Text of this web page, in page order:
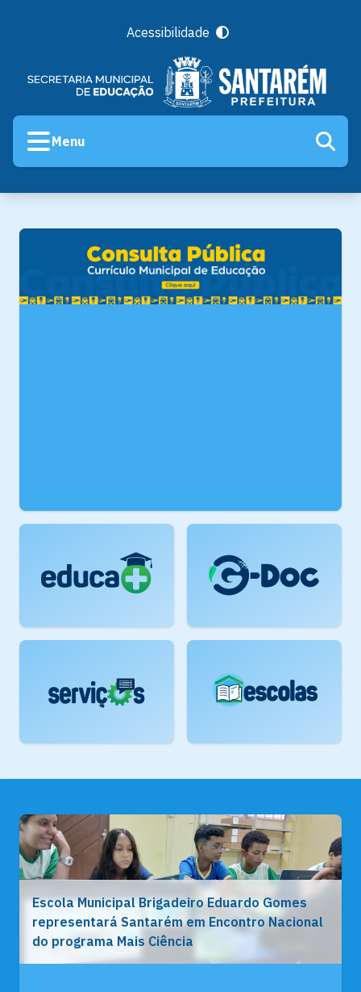
Acessibilidade
Menu
Escola Municipal Brigadeiro Eduardo Gomes
representará Santarém em Encontro Nacional
do programa Mais Ciência